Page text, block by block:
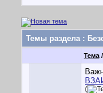
Темы раздела:
Тема /
(